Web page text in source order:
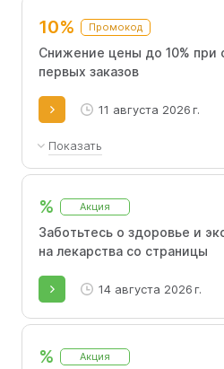
10% Промокод
Снижение цены до 10% при
первых заказов
11 августа 2026 г.
Показать
Получите каскадную скидку:
1000 руб.
% Акция
Заботьтесь о здоровье и
на лекарства со страницы
14 августа 2026 г.
% Акция